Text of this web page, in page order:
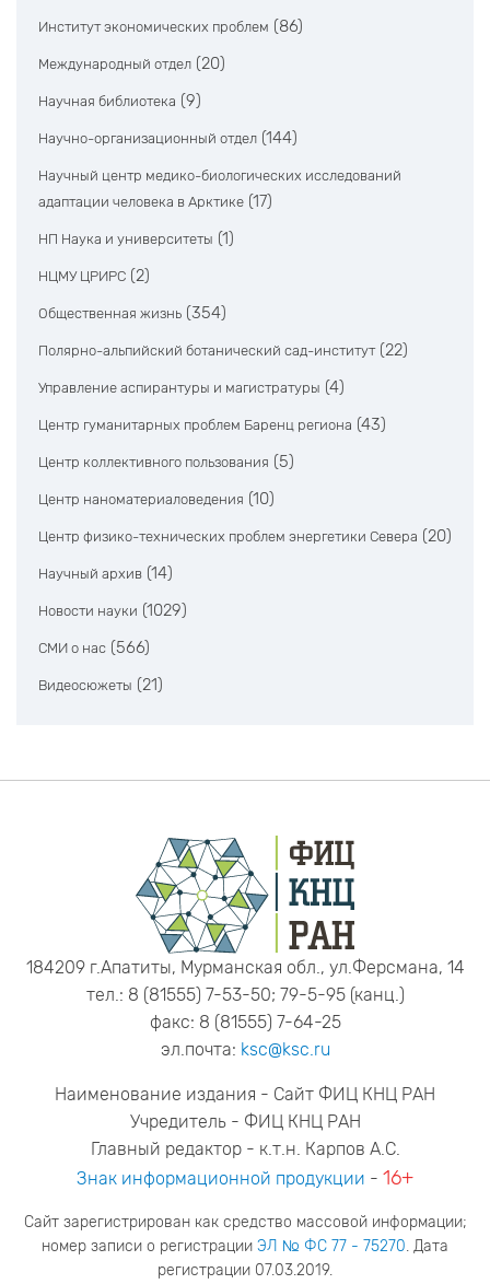
Институт экономических проблем (86)
Международный отдел (20)
Научная библиотека (9)
Научно-организационный отдел (144)
Научный центр медико-биологических исследований
адаптации человека в Арктике (17)
НП Наука и университеты (1)
НЦМУ ЦРИРС (2)
Общественная жизнь (354)
Полярно-альпийский ботанический сад-институт (22)
Управление аспирантуры и магистратуры (4)
Центр гуманитарных проблем Баренц региона (43)
Центр коллективного пользования (5)
Центр наноматериаловедения (10)
Центр физико-технических проблем энергетики Севера (20)
Научный архив (14)
Новости науки (1029)
СМИ о нас (566)
Видеосюжеты (21)
184209 г.Апатиты, Мурманская обл., ул.Ферсмана, 14
тел.: 8 (81555) 7-53-50; 79-5-95 (канц.)
факс: 8 (81555) 7-64-25
эл.почта: ksc@ksc.ru
Наименование издания - Сайт ФИЦ КНЦ РАН
Учредитель - ФИЦ КНЦ РАН
Главный редактор - к.т.н. Карпов А.С.
Знак информационной продукции - 16+
Сайт зарегистрирован как средство массовой информации;
номер записи о регистрации ЭЛ № ФС 77 - 75270. Дата
регистрации 07.03.2019.